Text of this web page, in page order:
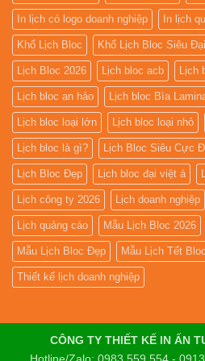
In lịch có logo doanh nghiệp In lịch
Khổ Lịch Bloc Khổ Lịch Bloc Siêu Đại
Lịch Bloc 2026 Lịch bloc acb Lịch
Lịch bloc an hảo Lịch bloc Bìa
Lịch bloc loại lớn Lịch bloc loại nhỏ
Lịch bloc là gì? Lịch Bloc Siêu Cực
Lịch Bloc Đẹp Lịch bloc đại việt á
Lịch công ty 2026 Lịch doanh nghiệp
Lịch quảng cáo Mẫu Lịch Bloc 2026
Mẫu Lịch Bloc Đẹp Mẫu Lịch Tết Bloc
Thiết kế lịch doanh nghiệp
CÔNG TY THIẾT KẾ IN ẤN